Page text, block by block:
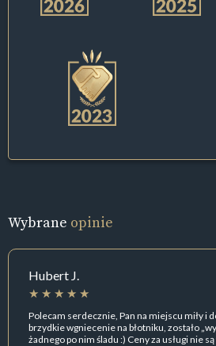
Wybrane opinie
Hubert J.
Polecam serdecznie, Pan na miejscu miły i
brzydkie wgniecenie na błotniku, zostało
żadnego po nim śladu :) Ceny za usługi nie